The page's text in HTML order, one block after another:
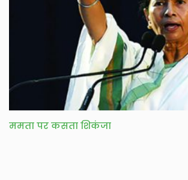
ममता पर कसता शिकंजा